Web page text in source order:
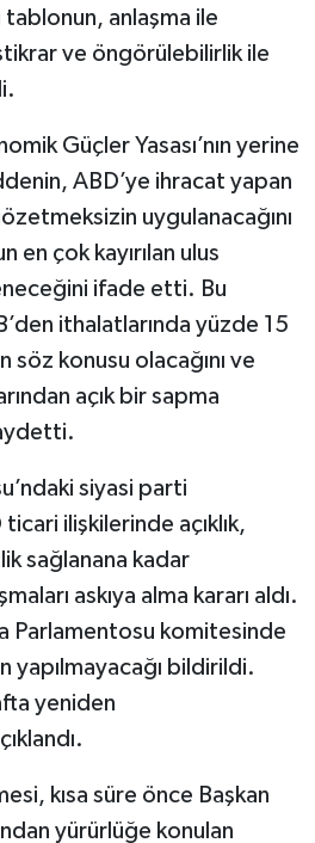
anlaşma ile
ve öngörülebilirlik ile
Güçler Yasası’nın yerine
ABD’ye ihracat yapan
uygulanacağını
en çok kayırılan ulus
ifade etti. Bu
ithalatlarında yüzde 15
söz konusu olacağını ve
açık bir sapma
siyasi parti
ilişkilerinde açıklık,
sağlanana kadar
askıya alma kararı aldı.
Parlamentosu komitesinde
yapılmayacağı bildirildi.
yeniden
kısa süre önce Başkan
yürürlüğe konulan